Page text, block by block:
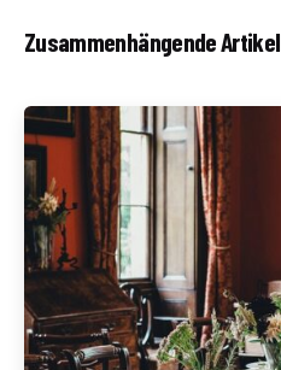
Zusammenhängende Artikel